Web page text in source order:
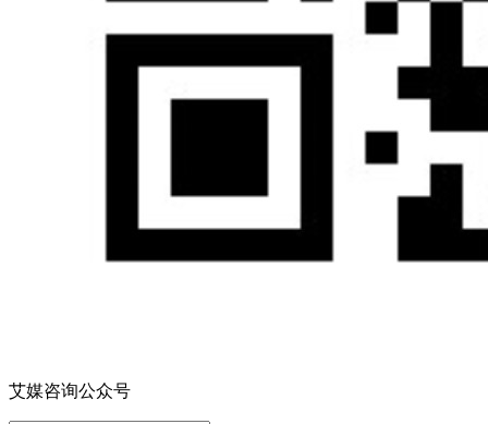
艾媒咨询公众号